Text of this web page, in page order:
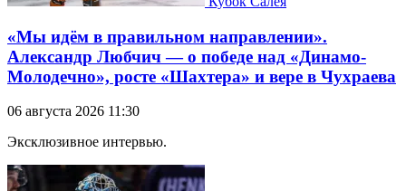
«Мы идём в правильном направлении».
Александр Любчич — о победе над «Динамо-
Молодечно», росте «Шахтера» и вере в Чухраева
06 августа 2026 11:30
Эксклюзивное интервью.